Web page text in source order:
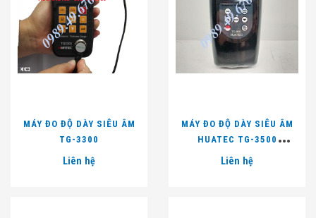
MÁY ĐO ĐỘ DÀY SIÊU ÂM
TG-3300
Liên hệ
MÁY ĐO ĐỘ DÀY SIÊU ÂM
HUATEC TG-3500
(0.01MM, 0.75~400MM)
Liên hệ